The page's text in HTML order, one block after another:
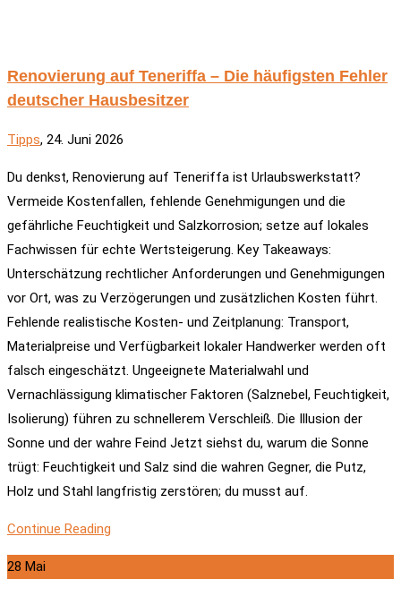
Renovierung auf Teneriffa – Die häufigsten Fehler
deutscher Hausbesitzer
Tipps, 24. Juni 2026
Du denkst, Renovierung auf Teneriffa ist Urlaubswerkstatt?
Vermeide Kostenfallen, fehlende Genehmigungen und die
gefährliche Feuchtigkeit und Salzkorrosion; setze auf lokales
Fachwissen für echte Wertsteigerung. Key Takeaways:
Unterschätzung rechtlicher Anforderungen und Genehmigungen
vor Ort, was zu Verzögerungen und zusätzlichen Kosten führt.
Fehlende realistische Kosten- und Zeitplanung: Transport,
Materialpreise und Verfügbarkeit lokaler Handwerker werden oft
falsch eingeschätzt. Ungeeignete Materialwahl und
Vernachlässigung klimatischer Faktoren (Salznebel, Feuchtigkeit,
Isolierung) führen zu schnellerem Verschleiß. Die Illusion der
Sonne und der wahre Feind Jetzt siehst du, warum die Sonne
trügt: Feuchtigkeit und Salz sind die wahren Gegner, die Putz,
Holz und Stahl langfristig zerstören; du musst auf.
Continue Reading
28 Mai